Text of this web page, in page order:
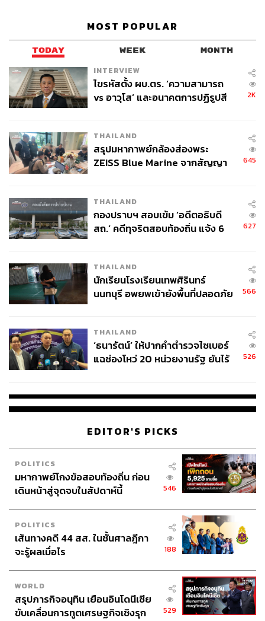
Mussels, Razor Clams, Vermouth
เลเซอร์ตัวโตๆ เสิร์ฟมาพร้อมเวอร์มุทเยลลี่
หลังจากนั้น Mackerel, Pepper, Eggplant, Filo
ควรกิน ‘ฟิโล’ แป้งพายแผ่นบางกรอบที่ท็อปด้วยมะเขือยาว
และน้ำผึ้ง พร้อมกับปลาแมกเคอเรลดอง เพื่อให้รสชาติลงตัว
เข้าสู่เมนูก่อนเมนคอร์ส Octopus, Sofrito, Picada เป็นหนวด
ปลาหมึกจากญี่ปุ่นที่เชฟใช้เทคนิคพิเศษทำให้เนื้อนุ่ม ไม่
เหนียว เป็นเนื้อสัมผัสปลาหมึกที่ดีมาก มาพร้อมซอสโซฟริโต้
สไตล์สเปน (คล้ายกับเพสโต้) กับซอสพิคคาต้า (ซอสซิก
เนเจอร์ของอาหารคาตาลัน)
MOST POPULAR
TODAY WEEK MONTH
INTERVIEW
ไขรหัสตั้ง ผบ.ตร. ‘ความสามารถ
vs อาวุโส’ และอนาคตการปฏิรูปสี
2K
THAILAND
สรุปมหากาพย์กล้องส่องพระ
ZEISS Blue Marine จากสัญญา
จ่ายหนี้-แอบระบุแบรนด์
645
THAILAND
กองปราบฯ สอบเข้ม ‘อดีตอธิบดี
สถ.’ คดีทุจริตสอบท้องถิ่น แจ้ง 6
627
THAILAND
นักเรียนโรงเรียนเทพศิรินทร์
นนทบุรี อพยพเข้ายังพื้นที่ปลอดภัย
566
THAILAND
‘ธนารัตน์’ ให้ปากคำตำรวจไซเบอร์
แฉช่องโหว่ 20 หน่วยงานรัฐ ยันไร้
526
EDITOR'S PICKS
POLITICS
มหากาพย์โกงข้อสอบท้องถิ่น ก่อน
เดินหน้าสู่จุดจบในสัปดาห์นี้
546
POLITICS
เส้นทางคดี 44 สส. ในชั้นศาลฎีกา
จะรู้ผลเมื่อไร
188
WORLD
สรุปภารกิจอนุทิน เยือนอินโดนีเซีย
ขับเคลื่อนการทูตเศรษฐกิจเชิงรุก
529